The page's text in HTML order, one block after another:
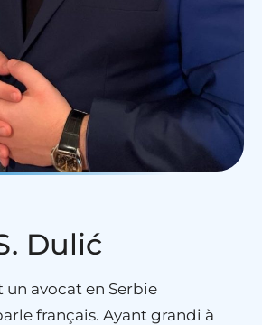
Dulić
un avocat en Serbie
français. Ayant grandi à